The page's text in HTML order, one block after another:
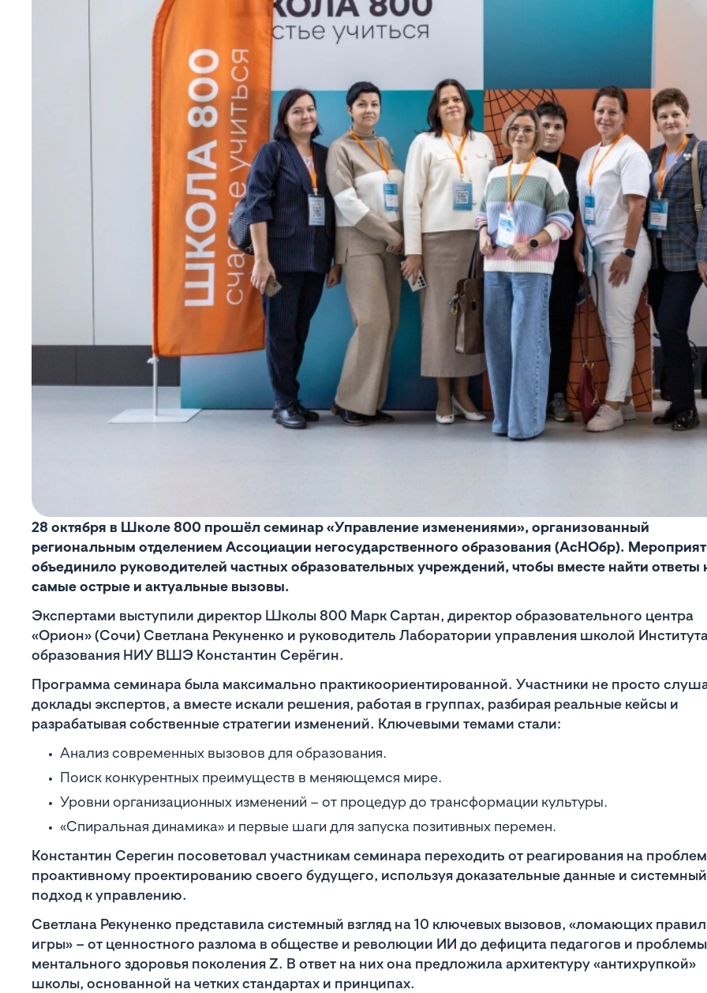
28 октября в Школе 800 прошёл семинар «Управление изменениями», организованный
региональным отделением Ассоциации негосударственного образования (АсНОбр).
объединило руководителей частных образовательных учреждений, чтобы вместе найти ответы
самые острые и актуальные вызовы.
Экспертами выступили директор Школы 800 Марк Сартан, директор образовательного центра
«Орион» (Сочи) Светлана Рекуненко и руководитель Лаборатории управления школой
образования НИУ ВШЭ Константин Серёгин.
Программа семинара была максимально практикоориентированной. Участники не просто
доклады экспертов, а вместе искали решения, работая в группах, разбирая реальные кейсы и
разрабатывая собственные стратегии изменений. Ключевыми темами стали:
Анализ современных вызовов для образования.
Поиск конкурентных преимуществ в меняющемся мире.
Уровни организационных изменений – от процедур до трансформации культуры.
«Спиральная динамика» и первые шаги для запуска позитивных перемен.
Константин Серегин посоветовал участникам семинара переходить от реагирования на
проактивному проектированию своего будущего, используя доказательные данные и системный
подход к управлению.
Светлана Рекуненко представила системный взгляд на 10 ключевых вызовов, «ломающих
игры» – от ценностного разлома в обществе и революции ИИ до дефицита педагогов и проблемы
ментального здоровья поколения Z. В ответ на них она предложила архитектуру «антихрупкой»
школы, основанной на четких стандартах и принципах.